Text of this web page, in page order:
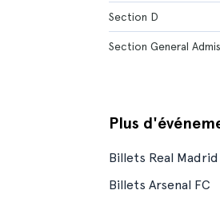
Section D
Section General
Plus
Billets Real Madrid
Billets Arsenal FC